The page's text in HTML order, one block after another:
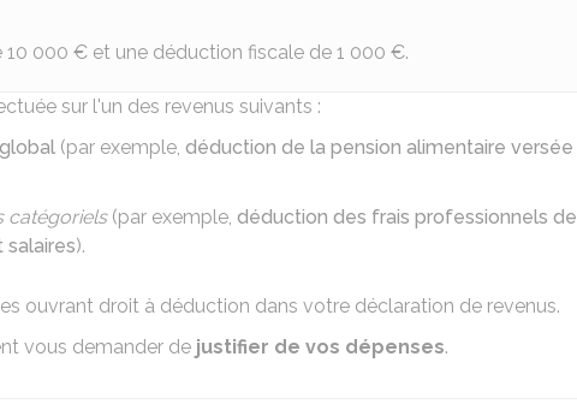
10 000 € et une déduction fiscale de 1 000 €.
sur l'un des revenus suivants :
(par exemple, déduction de la pension alimentaire versée
catégoriels(par exemple, déduction des frais professionnels de
).
ouvrant droit à déduction dans votre déclaration de revenus.
vous demander de justifier de vos dépenses.